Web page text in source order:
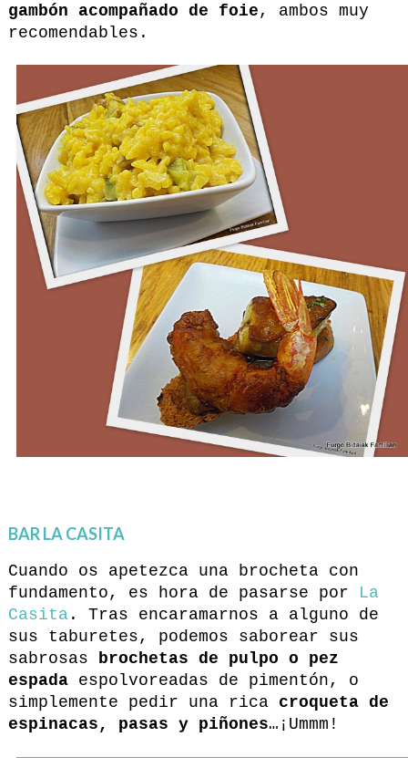
gambón acompañado de foie , ambos muy
recomendables.
BAR LA CASITA
Cuando os apetezca una brocheta con
fundamento, es hora de pasarse por
La
Casita. Tras encaramarnos a alguno de
sus taburetes, podemos saborear sus
sabrosas brochetas de pulpo o pez
espada espolvoreadas de pimentón, o
simplemente pedir una rica croqueta de
espinacas, pasas y piñones…¡Ummm!